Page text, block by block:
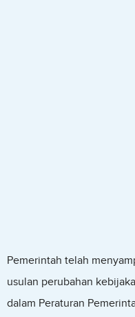
Pemerintah telah
usulan perubahan
dalam Peraturan